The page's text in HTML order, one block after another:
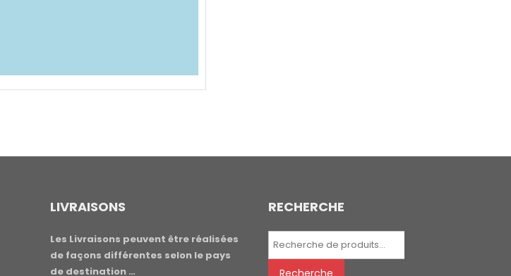
LIVRAISONS
Les Livraisons peuvent être réalisées
de façons différentes selon le pays
de destination …
RECHERCHE
Recherche
Recherche